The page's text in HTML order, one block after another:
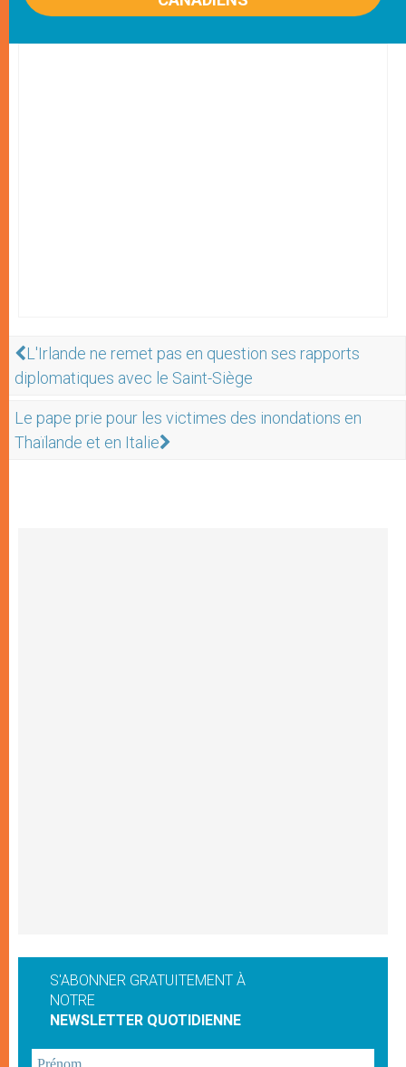
L'Irlande ne remet pas en question ses rapports
diplomatiques avec le Saint-Siège
Le pape prie pour les victimes des inondations en
Thaïlande et en Italie
S'ABONNER GRATUITEMENT À
NOTRE
NEWSLETTER QUOTIDIENNE